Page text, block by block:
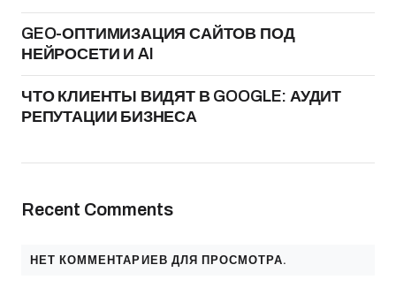
GEO-ОПТИМИЗАЦИЯ САЙТОВ ПОД
НЕЙРОСЕТИ И AI
ЧТО КЛИЕНТЫ ВИДЯТ В GOOGLE: АУДИТ
РЕПУТАЦИИ БИЗНЕСА
Recent Comments
НЕТ КОММЕНТАРИЕВ ДЛЯ ПРОСМОТРА.